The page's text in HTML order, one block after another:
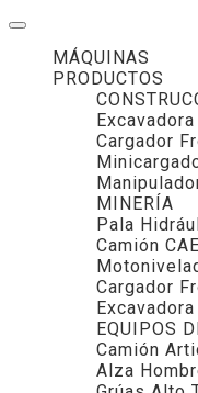
MÁQUINAS
PRODUCTOS
Excavadora
Cargador
MINERÍA
Pala
Camión
Cargador
Excavadora
EQUIPOS
Camión
Alza